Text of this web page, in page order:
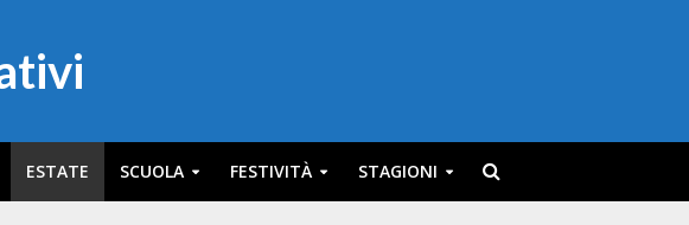
ESTATE SCUOLA FESTIVITÀ STAGIONI